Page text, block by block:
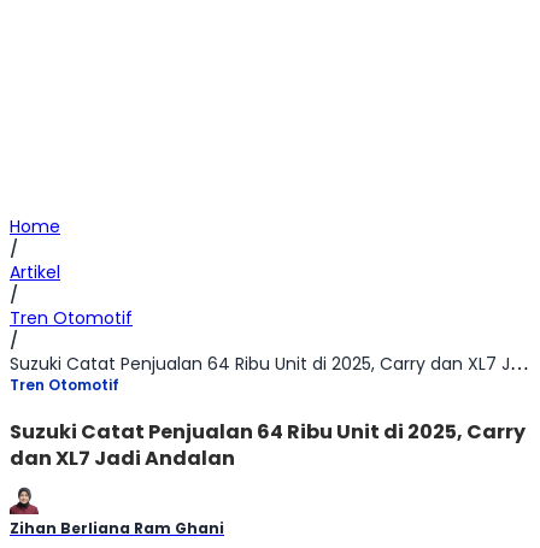
Home
/
Artikel
/
Tren Otomotif
/
Suzuki Catat Penjualan 64 Ribu Unit di 2025, Carry dan XL7 Jadi Andalan
Tren Otomotif
Suzuki Catat Penjualan 64 Ribu Unit di 2025, Carry
dan XL7 Jadi Andalan
Zihan Berliana Ram Ghani